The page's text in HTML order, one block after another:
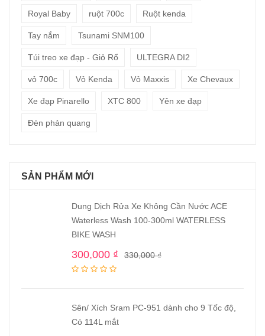
Royal Baby ruột 700c Ruột kenda
Tay nắm Tsunami SNM100
Túi treo xe đạp - Giỏ Rổ ULTEGRA DI2
vỏ 700c Vỏ Kenda Vỏ Maxxis Xe Chevaux
Xe đạp Pinarello XTC 800 Yên xe đạp
Đèn phản quang
SẢN PHẨM MỚI
Dung Dịch Rửa Xe Không Cần Nước ACE
Waterless Wash 100-300ml WATERLESS
BIKE WASH
330,000₫
300,000 ₫
Sên/ Xích Sram PC-951 dành cho 9 Tốc độ,
Có 114L mắt